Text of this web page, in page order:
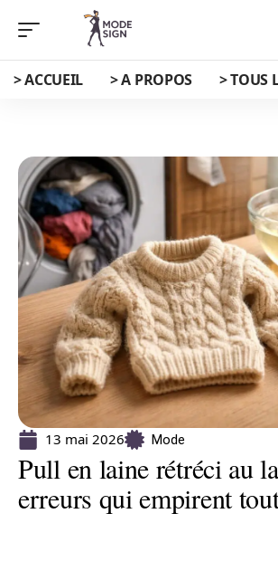
> ACCUEIL > A PROPOS > TOUS
13 mai 2026 Mode
Pull en laine rétréci au
erreurs qui empirent